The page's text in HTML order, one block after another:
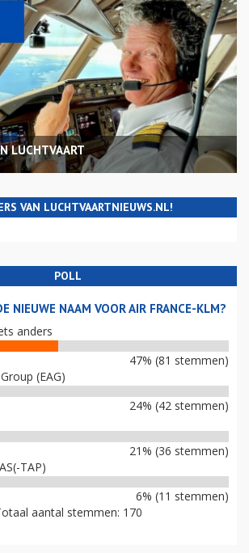
LUCHTVAART
VAN LUCHTVAARTNIEUWS.NL!
POLL
NIEUWE NAAM VOOR AIR FRANCE-KLM?
anders
47% (81 stemmen)
(EAG)
24% (42 stemmen)
21% (36 stemmen)
TAP)
6% (11 stemmen)
aantal stemmen: 170